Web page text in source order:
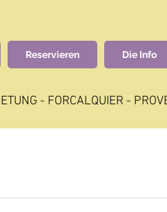
Reservieren Die Info
- FORCALQUIER -